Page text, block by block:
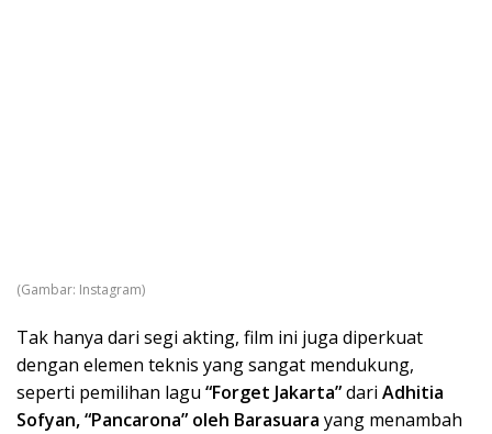
(Gambar: Instagram)
Tak hanya dari segi akting, film ini juga diperkuat
dengan elemen teknis yang sangat mendukung,
seperti pemilihan lagu “Forget Jakarta”dari Adhitia
Sofyan, “Pancarona” oleh Barasuara yang menambah